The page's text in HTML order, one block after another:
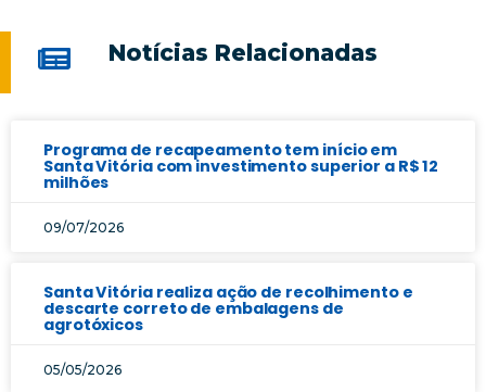
Notícias Relacionadas
Programa de recapeamento tem início em
Santa Vitória com investimento superior a R$ 12
milhões
09/07/2026
Santa Vitória realiza ação de recolhimento e
descarte correto de embalagens de
agrotóxicos
05/05/2026